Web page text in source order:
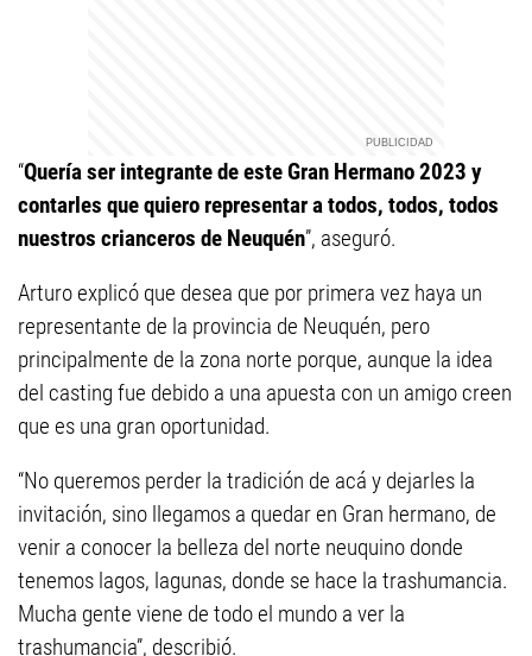
“Quería ser integrante de este Gran Hermano 2023 y
contarles que quiero representar a todos, todos, todos
nuestros crianceros de Neuquén”, aseguró.
Arturo explicó que desea que por primera vez haya un
representante de la provincia de Neuquén, pero
principalmente de la zona norte porque, aunque la idea
del casting fue debido a una apuesta con un amigo creen
que es una gran oportunidad.
“No queremos perder la tradición de acá y dejarles la
invitación, sino llegamos a quedar en Gran hermano, de
venir a conocer la belleza del norte neuquino donde
tenemos lagos, lagunas, donde se hace la trashumancia.
Mucha gente viene de todo el mundo a ver la
trashumancia”, describió.